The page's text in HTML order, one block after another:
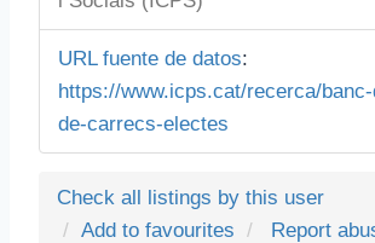
URL fuente de datos:
https://www.icps.cat/recerca/
de-carrecs-electes
Check all listings by this user
Add to favourites
Report